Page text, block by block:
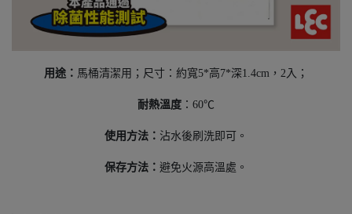
用途： 馬桶清潔用；尺寸：約寬5*高7*深1.4cm，2入；
耐熱溫度 ：60℃
使用方法： 沾水後刷洗即可。
保存方法： 避免火源高溫處。